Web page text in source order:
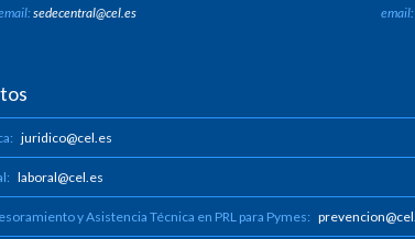
sedecentral@cel.es
email:
juridico@cel.es
laboral@cel.es
y Asistencia Técnica en PRL para Pymes: